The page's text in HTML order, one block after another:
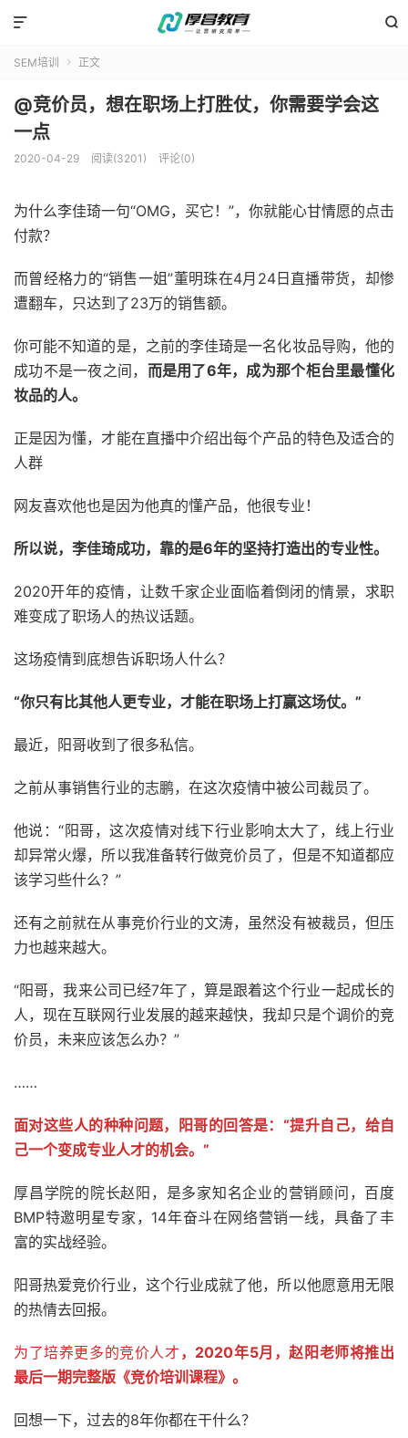


SEM培训  正文
@竞价员，想在职场上打胜仗，你需要学会这
一点
2020-04-29 阅读(3201) 评论(0)
为什么李佳琦一句“OMG，买它！”，你就能心甘情愿的点击
付款？
而曾经格力的“销售一姐”董明珠在4月24日直播带货，却惨
遭翻车，只达到了23万的销售额。
你可能不知道的是，之前的李佳琦是一名化妆品导购，他的
成功不是一夜之间， 而是用了6年，成为那个柜台里最懂化
妆品的人。
正是因为懂，才能在直播中介绍出每个产品的特色及适合的
人群
网友喜欢他也是因为他真的懂产品，他很专业！
所以说，李佳琦成功，靠的是6年的坚持打造出的专业性。
2020开年的疫情，让数千家企业面临着倒闭的情景，求职
难变成了职场人的热议话题。
这场疫情到底想告诉职场人什么？
“你只有比其他人更专业，才能在职场上打赢这场仗。”
最近，阳哥收到了很多私信。
之前从事销售行业的志鹏，在这次疫情中被公司裁员了。
他说：“阳哥，这次疫情对线下行业影响太大了，线上行业
却异常火爆，所以我准备转行做竞价员了，但是不知道都应
该学习些什么？”
还有之前就在从事竞价行业的文涛，虽然没有被裁员，但压
力也越来越大。
“阳哥，我来公司已经7年了，算是跟着这个行业一起成长的
人，现在互联网行业发展的越来越快，我却只是个调价的竞
价员，未来应该怎么办？”
……
面对这些人的种种问题，阳哥的回答是：“提升自己，给自
己一个变成专业人才的机会。”
厚昌学院的院长赵阳，是多家知名企业的营销顾问，百度
BMP特邀明星专家，14年奋斗在网络营销一线，具备了丰
富的实战经验。
阳哥热爱竞价行业，这个行业成就了他，所以他愿意用无限
的热情去回报。
为了培养更多的竞价人才 ，2020年5月，赵阳老师将推出
最后一期完整版《竞价培训课程》。
回想一下，过去的8年你都在干什么？